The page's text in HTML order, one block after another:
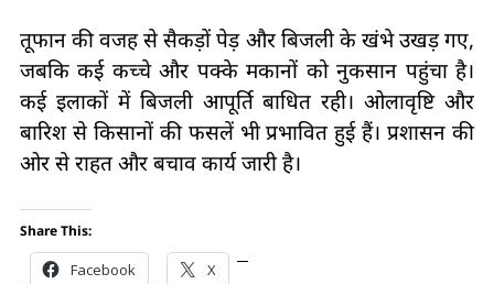
तूफान की वजह से सैकड़ों पेड़ और बिजली के खंभे उखड़ गए,
जबकि कई कच्चे और पक्के मकानों को नुकसान पहुंचा है।
कई इलाकों में बिजली आपूर्ति बाधित रही। ओलावृष्टि और
बारिश से किसानों की फसलें भी प्रभावित हुई हैं। प्रशासन की
ओर से राहत और बचाव कार्य जारी है।
Share This:
Facebook X